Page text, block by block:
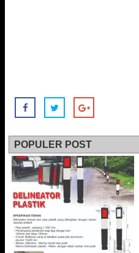
POPULER POST